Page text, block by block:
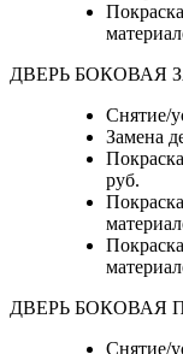
ДВЕРЬ БОКОВАЯ
Снятие/
Замена
руб.
ДВЕРЬ БОКОВАЯ
Снятие/